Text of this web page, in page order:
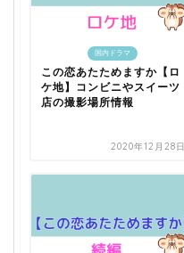
国内ドラマ
この恋あたためますか【ロ
ケ地】コンビニやスイーツ
店の撮影場所情報
2020年12月28日